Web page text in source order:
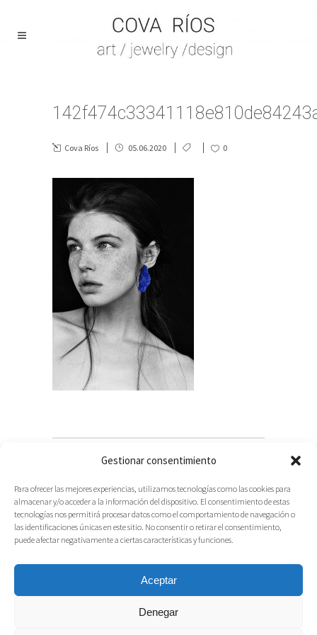
Gestionar consentimiento
Para ofrecer las mejores experiencias, utilizamos tecnologías como las cookies para
almacenar y/o acceder a la información del dispositivo. El consentimiento de estas
tecnologías nos permitirá procesar datos como el comportamiento de navegación o
las identificaciones únicas en este sitio. No consentir o retirar el consentimiento,
puede afectar negativamente a ciertas características y funciones.
Aceptar
Denegar
Cova Ríos 05.06.2020 0